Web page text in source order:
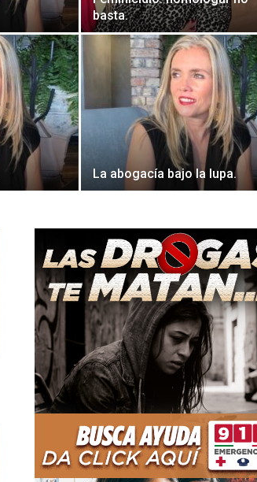
basta.
La abogacía bajo la lupa.